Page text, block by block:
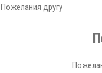
Пожелания другу